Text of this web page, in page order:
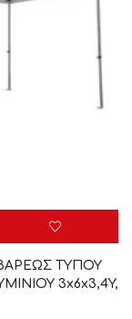
ΤΥΠΟΥ
3x6x3,4Y,